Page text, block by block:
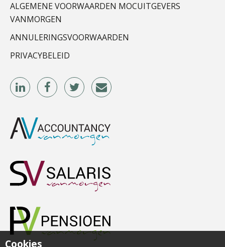
Teunis van den Berg
Martin de Graaf
Bob van Leeuwen
ALGEMENE VOORWAARDEN MOCUITGEVERS
VANMORGEN
ANNULERINGSVOORWAARDEN
PRIVACYBELEID
Cookies